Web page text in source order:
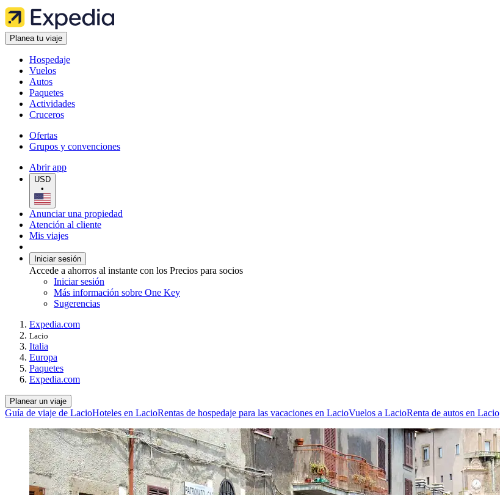
Planea tu viaje
Hospedaje
Vuelos
Autos
Paquetes
Actividades
Cruceros
Ofertas
Grupos y convenciones
Abrir app
USD
•
Anunciar una propiedad
Atención al cliente
Mis viajes
Iniciar sesión
Accede a ahorros al instante con los Precios para socios
Iniciar sesión
Más información sobre One Key
Sugerencias
Expedia.com
Lacio
Italia
Europa
Paquetes
Expedia.com
Planear un viaje
Guía de viaje de LacioHoteles en LacioRentas de hospedaje para las vacaciones en LacioVuelos a LacioRenta de autos en Lacio